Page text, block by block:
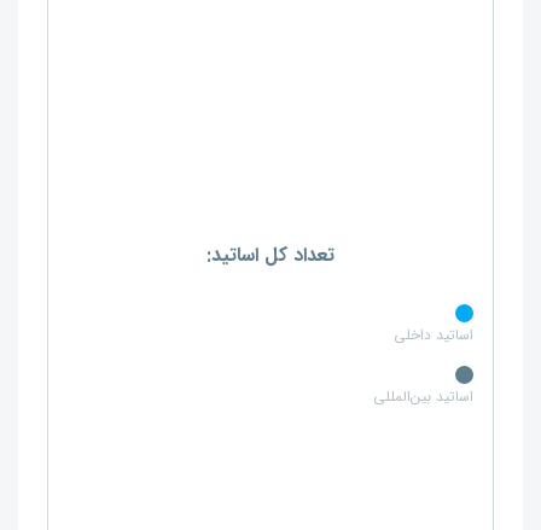
تعداد کل اساتید:
اساتید داخلی
اساتید بین‌المللی